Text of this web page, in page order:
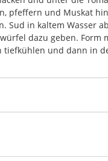
pfeffern und Muskat
in kaltem Wasser
dazu geben.
und dann in